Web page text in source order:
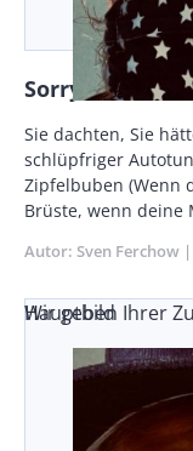
Sorry, Elvis!
Vorspann
/
Teaser
Sie dachten, Sie
schlüpfriger
Zipfelbuben (Wenn
Brüste, wenn deine
Autor Sven Ferchow
Wir geben Ihrer
Hauptbild